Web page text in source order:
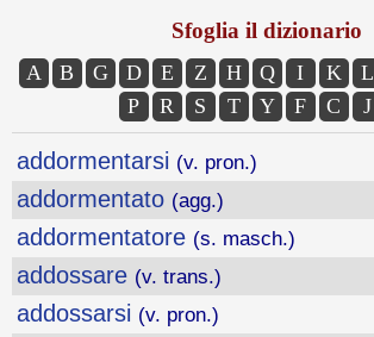
Sfoglia il dizionario
A B G D E Z H Q I K L
P
R S T Y F C J
addormentarsi (v. pron.)
addormentato (agg.)
addormentatore (s. masch.)
addossare (v. trans.)
addossarsi (v. pron.)